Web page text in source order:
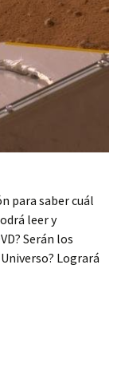
para saber cuál
leer y
Serán los
Logrará